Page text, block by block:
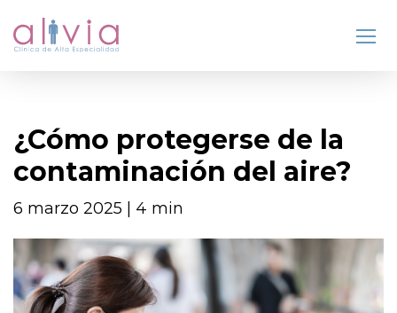
¿Cómo protegerse de la
contaminación del aire?
6 marzo 2025 | 4 min